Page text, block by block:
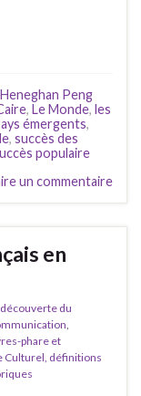
Heneghan Peng
, Le Monde, les
émergents,
, succès des
populaire
un commentaire
en
du
,
phare et
Culturel, définitions